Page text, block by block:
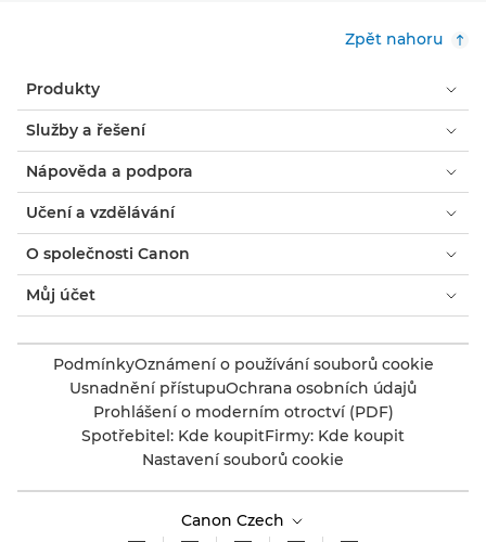
Zpět nahoru
Produkty
Služby a řešení
Nápověda a podpora
Učení a vzdělávání
O společnosti Canon
Můj účet
PodmínkyOznámení o používání souborů cookie
Usnadnění přístupuOchrana osobních údajů
Prohlášení o moderním otroctví (PDF)
Spotřebitel: Kde koupitFirmy: Kde koupit
Nastavení souborů cookie
Canon Czech